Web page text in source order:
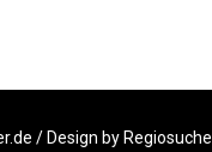
/ Design by